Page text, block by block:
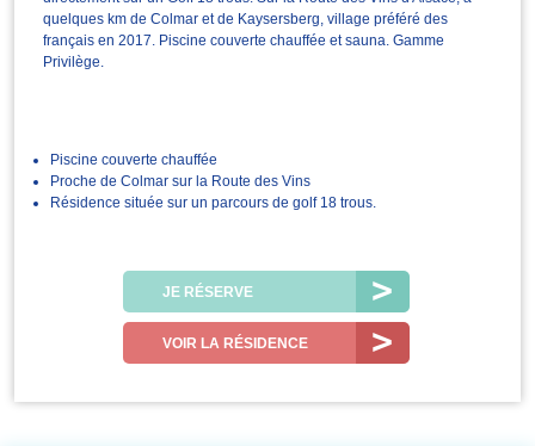
quelques km de Colmar et de Kaysersberg, village préféré des
français en 2017. Piscine couverte chauffée et sauna. Gamme
Privilège.
Piscine couverte chauffée
Proche de Colmar sur la Route des Vins
Résidence située sur un parcours de golf 18 trous.
JE RÉSERVE
VOIR LA RÉSIDENCE